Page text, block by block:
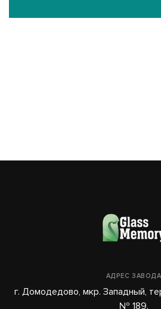
АДРЕС ЗАВОДА
г. Домодедово, мкр. Западный,
№ 189.